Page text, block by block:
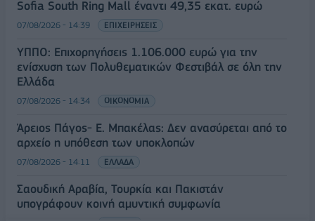
Sofia South Ring Mall έναντι 49,35 εκατ. ευρώ
07/08/2026 - 14:39 ΕΠΙΧΕΙΡΗΣΕΙΣ
ΥΠΠΟ: Επιχορηγήσεις 1.106.000 ευρώ για την
ενίσχυση των Πολυθεματικών Φεστιβάλ σε όλη την
Ελλάδα
07/08/2026 - 14:34 ΟΙΚΟΝΟΜΙΑ
Άρειος Πάγος- Ε. Μπακέλας: Δεν ανασύρεται από το
αρχείο η υπόθεση των υποκλοπών
07/08/2026 - 14:11 ΕΛΛΑΔΑ
Σαουδική Αραβία, Τουρκία και Πακιστάν
υπογράφουν κοινή αμυντική συμφωνία